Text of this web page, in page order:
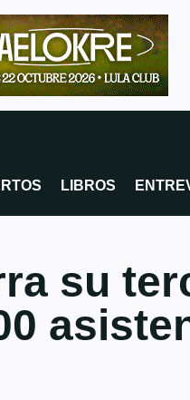
LIBROS
su